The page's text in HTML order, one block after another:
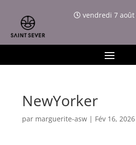
vendredi 7 août
NewYorker
par marguerite-asw| Fév 16, 2026